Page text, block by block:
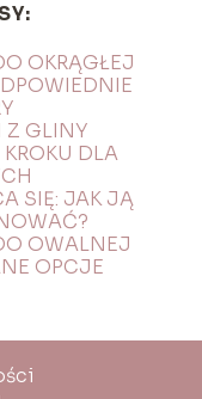
OKRĄGŁEJ
Z GLINY
DLA
SIĘ: JAK JĄ
OWALNEJ
OPCJE